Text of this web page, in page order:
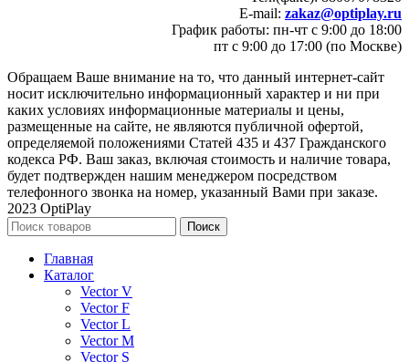
E-mail: zakaz@optiplay.ru
График работы: пн-чт с 9:00 до 18:00
пт с 9:00 до 17:00 (по Москве)
Обращаем Ваше внимание на то, что данный интернет-сайт
носит исключительно информационный характер и ни при
каких условиях информационные материалы и цены,
размещенные на сайте, не являются публичной офертой,
определяемой положениями Статей 435 и 437 Гражданского
кодекса РФ. Ваш заказ, включая стоимость и наличие товара,
будет подтвержден нашим менеджером посредством
телефонного звонка на номер, указанный Вами при заказе.
2023 OptiPlay
Поиск
Главная
Каталог
Vector V
Vector F
Vector L
Vector M
Vector S